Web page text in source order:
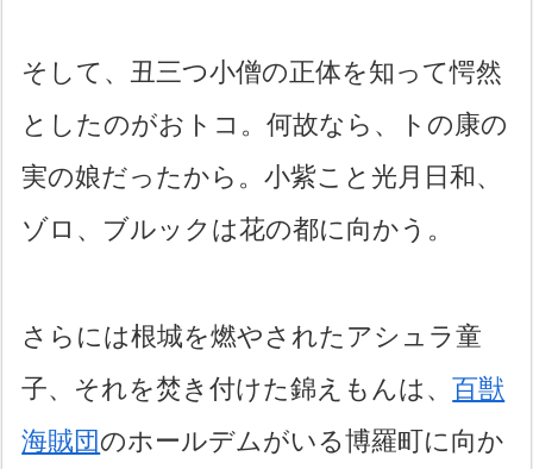
そして、丑三つ小僧の正体を知って愕然
としたのがおトコ。何故なら、トの康の
実の娘だったから。小紫こと光月日和、
ゾロ、ブルックは花の都に向かう。
さらには根城を燃やされたアシュラ童
子、それを焚き付けた錦えもんは、百獣
海賊団のホールデムがいる博羅町に向か